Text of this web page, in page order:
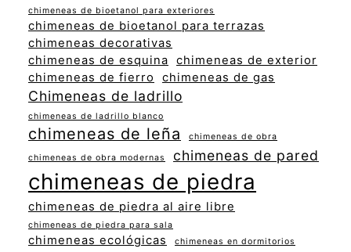
chimeneas de bioetanol para exteriores
chimeneas de bioetanol para terrazas
chimeneas decorativas
chimeneas de esquina
chimeneas de exterior
chimeneas de fierro
chimeneas de gas
Chimeneas de ladrillo
chimeneas de ladrillo blanco
chimeneas de leña chimeneas de obra
chimeneas de obra modernas chimeneas de pared
chimeneas de piedra
chimeneas de piedra al aire libre
chimeneas de piedra para sala
chimeneas ecológicas chimeneas en dormitorios